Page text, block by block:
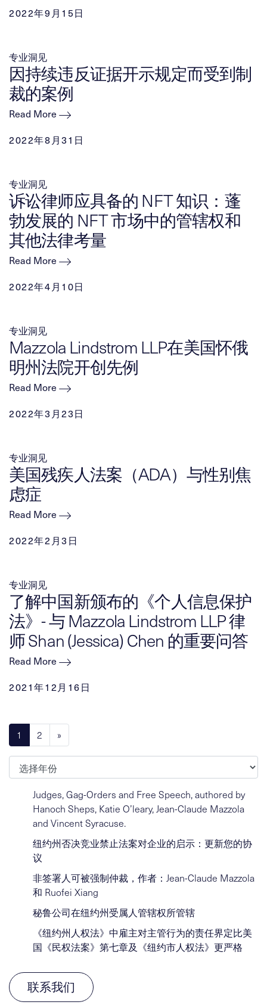
2022年9月15日
专业洞见
因持续违反证据开示规定而受到制
裁的案例
Read More
2022年8月31日
专业洞见
诉讼律师应具备的 NFT 知识：蓬
勃发展的 NFT 市场中的管辖权和
其他法律考量
Read More
2022年4月10日
专业洞见
Mazzola Lindstrom LLP在美国怀俄
明州法院开创先例
Read More
2022年3月23日
专业洞见
美国残疾人法案（ADA）与性别焦
虑症
Read More
2022年2月3日
专业洞见
了解中国新颁布的《个人信息保护
法》- 与 Mazzola Lindstrom LLP 律
师 Shan (Jessica) Chen 的重要问答
Read More
2021年12月16日
Posts navigation
1 2 »
归档
Judges, Gag-Orders and Free Speech, authored by
Hanoch Sheps, Katie O’leary, Jean-Claude Mazzola
and Vincent Syracuse.
纽约州否决竞业禁止法案对企业的启示：更新您的协
议
非签署人可被强制仲裁，作者：Jean-Claude Mazzola
和 Ruofei Xiang
秘鲁公司在纽约州受属人管辖权所管辖
《纽约州人权法》中雇主对主管行为的责任界定比美
国《民权法案》第七章及《纽约市人权法》更严格
联系我们